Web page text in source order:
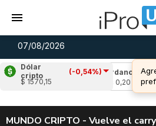
07/08/2026
Dólar
cripto
(-0,54%)
$ 1570,15
0,67%) Cardano
(3,25%)
u$s 0,20
ALERTA
MUNDO CRIPTO - Vuelve el